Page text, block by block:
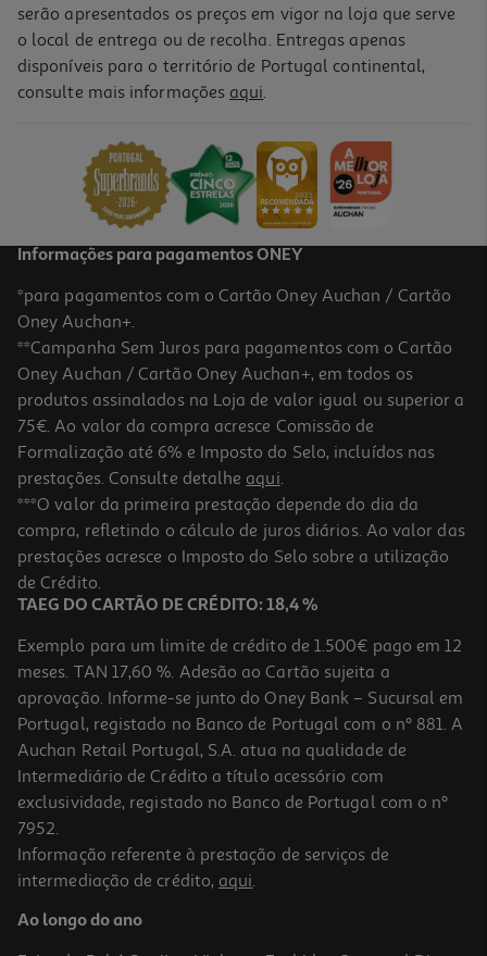
4.4
Toner Original Hp 135a Preto Laser
62,99 €
4.5
Toner Original Hp 142a Preto Laser
62.99 €/un
62,99 €
4.6
Toner Hp 44a Cf244a
69.99 €/un
serão apresentados os preços em vigor na loja que serve
o local de entrega ou de recolha. Entregas apenas
disponíveis para o território de Portugal continental,
consulte mais informações aqui.
Informações para pagamentos ONEY
*para pagamentos com o Cartão Oney Auchan / Cartão
Oney Auchan+.
**Campanha Sem Juros para pagamentos com o Cartão
Oney Auchan / Cartão Oney Auchan+, em todos os
produtos assinalados na Loja de valor igual ou superior a
75€. Ao valor da compra acresce Comissão de
Formalização até 6% e Imposto do Selo, incluídos nas
prestações. Consulte detalhe aqui.
***O valor da primeira prestação depende do dia da
compra, refletindo o cálculo de juros diários. Ao valor das
prestações acresce o Imposto do Selo sobre a utilização
de Crédito.
TAEG DO CARTÃO DE CRÉDITO: 18,4 %
Exemplo para um limite de crédito de 1.500€ pago em 12
meses. TAN 17,60 %. Adesão ao Cartão sujeita a
aprovação. Informe-se junto do Oney Bank – Sucursal em
Portugal, registado no Banco de Portugal com o nº 881. A
Auchan Retail Portugal, S.A. atua na qualidade de
Intermediário de Crédito a título acessório com
exclusividade, registado no Banco de Portugal com o nº
7952.
Informação referente à prestação de serviços de
intermediação de crédito, aqui.
Ao longo do ano